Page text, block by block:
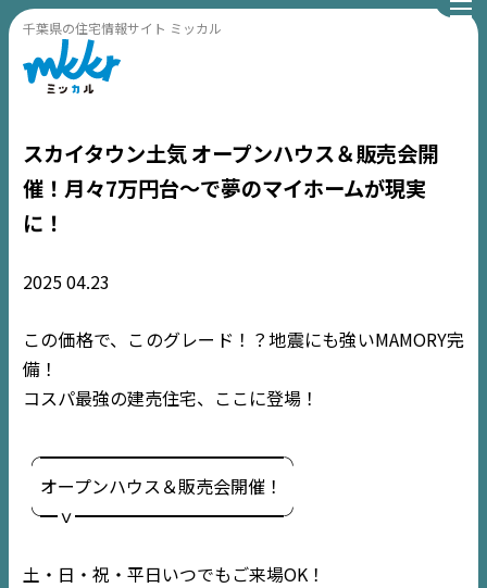
千葉県の住宅情報サイト ミッカル
スカイタウン土気 オープンハウス＆販売会開
催！月々7万円台〜で夢のマイホームが現実
に！
202504.23
この価格で、このグレード！？地震にも強いMAMORY完
備！
コスパ最強の建売住宅、ここに登場！
╭━━━━━━━━━━━━━━╮
オープンハウス＆販売会開催！
╰━ｖ━━━━━━━━━━━━╯
土・日・祝・平日いつでもご来場OK！